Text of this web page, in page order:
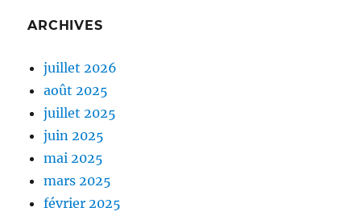
ARCHIVES
juillet 2026
août 2025
juillet 2025
juin 2025
mai 2025
mars 2025
février 2025